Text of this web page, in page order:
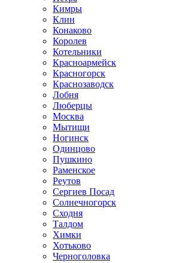
Кимры
Клин
Конаково
Королев
Котельники
Красноармейск
Красногорск
Краснозаводск
Лобня
Люберцы
Москва
Мытищи
Ногинск
Одинцово
Пушкино
Раменское
Реутов
Сергиев Посад
Солнечногорск
Сходня
Талдом
Химки
Хотьково
Черноголовка